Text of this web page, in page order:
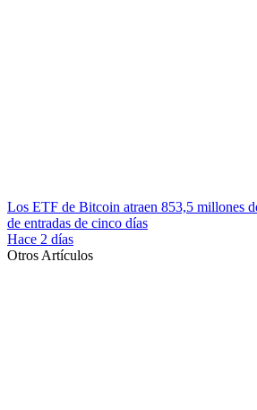
Los ETF de Bitcoin atraen 853,5 millones
de entradas de cinco días
Hace 2 días
Otros Artículos